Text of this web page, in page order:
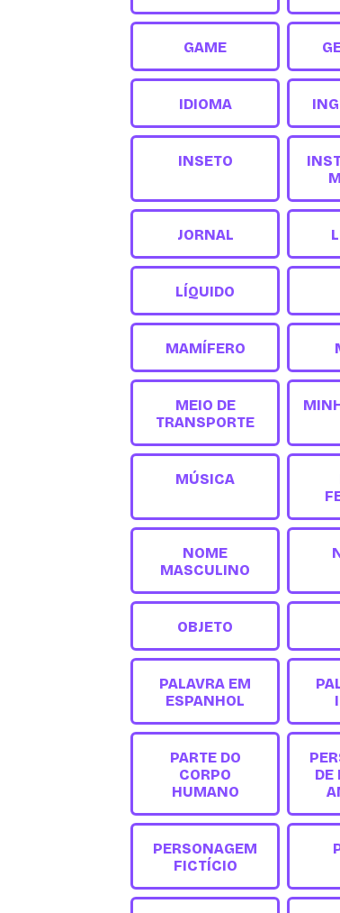
GAME
IDIOMA
INSETO
JORNAL
LÍQUIDO
MAMÍFERO
MEIO DE
TRANSPORTE
MÚSICA
NOME
MASCULINO
OBJETO
PALAVRA EM
ESPANHOL
PARTE DO
CORPO
HUMANO
DE
PERSONAGEM
FICTÍCIO